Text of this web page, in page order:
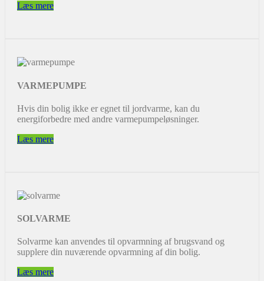
Læs mere
VARMEPUMPE
Hvis din bolig ikke er egnet til jordvarme, kan du
energiforbedre med andre varmepumpeløsninger.
Læs mere
SOLVARME
Solvarme kan anvendes til opvarmning af brugsvand og
supplere din nuværende opvarmning af din bolig.
Læs mere